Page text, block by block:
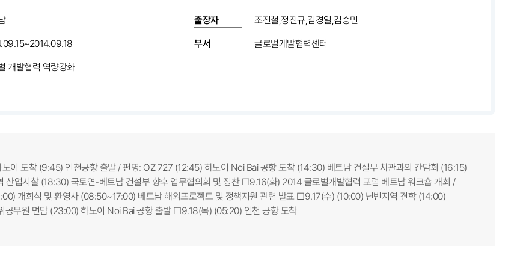
출장자 조진철,정진규,김경일,김승민
부서 글로벌개발협력센터
개발협력 역량강화
이 도착 (9:45) 인천공항 출발 / 편명: OZ 727 (12:45) 하노이 Noi Bai 공항 도착 (14:30) 베트남 건설부 차관과의 간담회 (16:15)
산업시찰 (18:30) 국토연-베트남 건설부 향후 업무협의회 및 정찬 □9.16(화) 2014 글로벌개발협력 포럼 베트남 워크숍 개최 /
개회식 및 환영사 (08:50~17:00) 베트남 해외프로젝트 및 정책지원 관련 발표 □9.17(수) (10:00) 닌빈지역 견학 (14:00)
공무원 면담 (23:00) 하노이 Noi Bai 공항 출발 □9.18(목) (05:20) 인천 공항 도착